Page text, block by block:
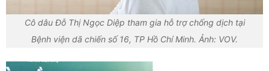
Cô dâu Đỗ Thị Ngọc Diệp tham gia hỗ trợ chống dịch tại
Bệnh viện dã chiến số 16, TP Hồ Chí Minh. Ảnh: VOV.